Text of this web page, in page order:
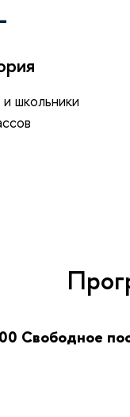
школьники
Свободное